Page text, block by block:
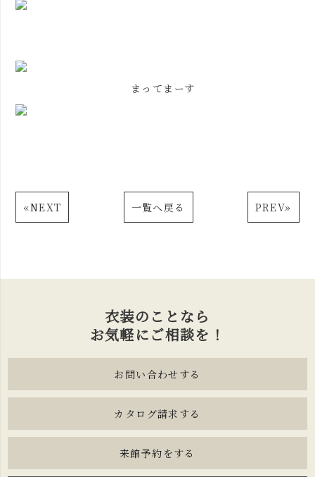
まってまーす
«NEXT 一覧へ戻る PREV»
衣装のことなら
お気軽にご相談を！
お問い合わせする
カタログ請求する
来館予約をする